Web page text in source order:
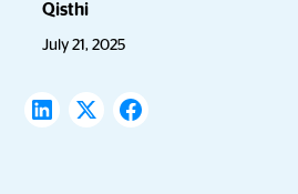
Qisthi
July 21, 2025